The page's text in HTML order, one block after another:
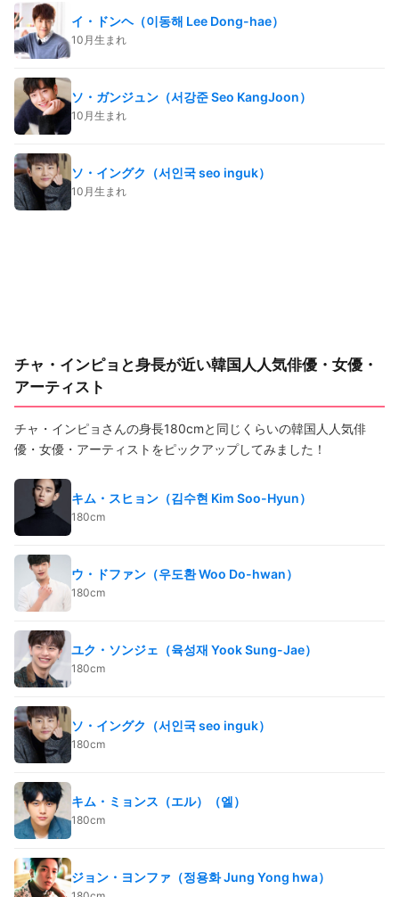
イ・ドンヘ（이동해 Lee Dong-hae）
10月生まれ
ソ・ガンジュン（서강준 Seo KangJoon）
10月生まれ
ソ・イングク（서인국 seo inguk）
10月生まれ
チャ・インピョと身長が近い韓国人人気俳優・女優・
アーティスト
チャ・インピョさんの身長180cmと同じくらいの韓国人人気俳
優・女優・アーティストをピックアップしてみました！
キム・スヒョン（김수현 Kim Soo-Hyun）
180cm
ウ・ドファン（우도환 Woo Do-hwan）
180cm
ユク・ソンジェ（육성재 Yook Sung-Jae）
180cm
ソ・イングク（서인국 seo inguk）
180cm
キム・ミョンス（エル）（엘）
180cm
ジョン・ヨンファ（정용화 Jung Yong hwa）